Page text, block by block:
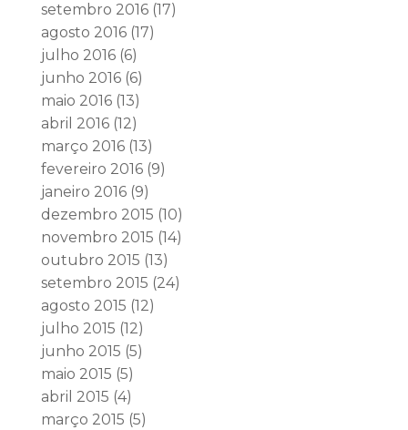
setembro 2016(17)
agosto 2016(17)
julho 2016(6)
junho 2016(6)
maio 2016(13)
abril 2016(12)
março 2016(13)
fevereiro 2016(9)
janeiro 2016(9)
dezembro 2015 (10)
novembro 2015 (14)
outubro 2015 (13)
setembro 2015 (24)
agosto 2015 (12)
julho 2015 (12)
junho 2015 (5)
maio 2015 (5)
abril 2015 (4)
março 2015 (5)